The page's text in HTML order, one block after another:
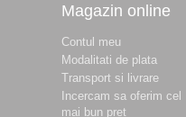
Magazin online
Contul meu
Modalitati de plata
Transport si livrare
Incercam sa oferim cel
mai bun pret